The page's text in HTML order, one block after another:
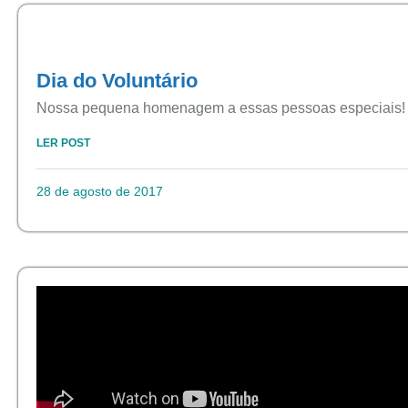
Dia do Voluntário
Nossa pequena homenagem a essas pessoas
LER POST
28 de agosto de 2017